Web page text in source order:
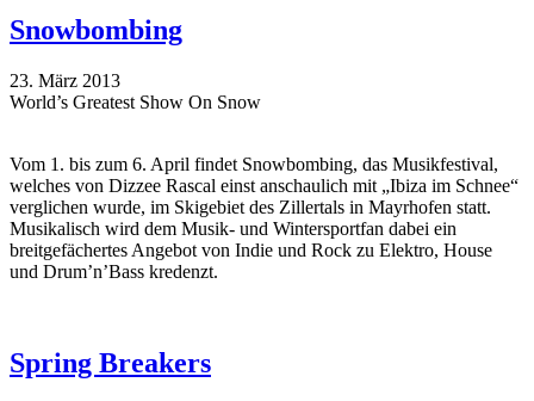
Snowbombing
23. März 2013
World’s Greatest Show On Snow
Vom 1. bis zum 6. April findet Snowbombing, das Musikfestival,
welches von Dizzee Rascal einst anschaulich mit „Ibiza im Schnee“
verglichen wurde, im Skigebiet des Zillertals in Mayrhofen statt.
Musikalisch wird dem Musik- und Wintersportfan dabei ein
breitgefächertes Angebot von Indie und Rock zu Elektro, House
und Drum’n’Bass kredenzt.
Spring Breakers